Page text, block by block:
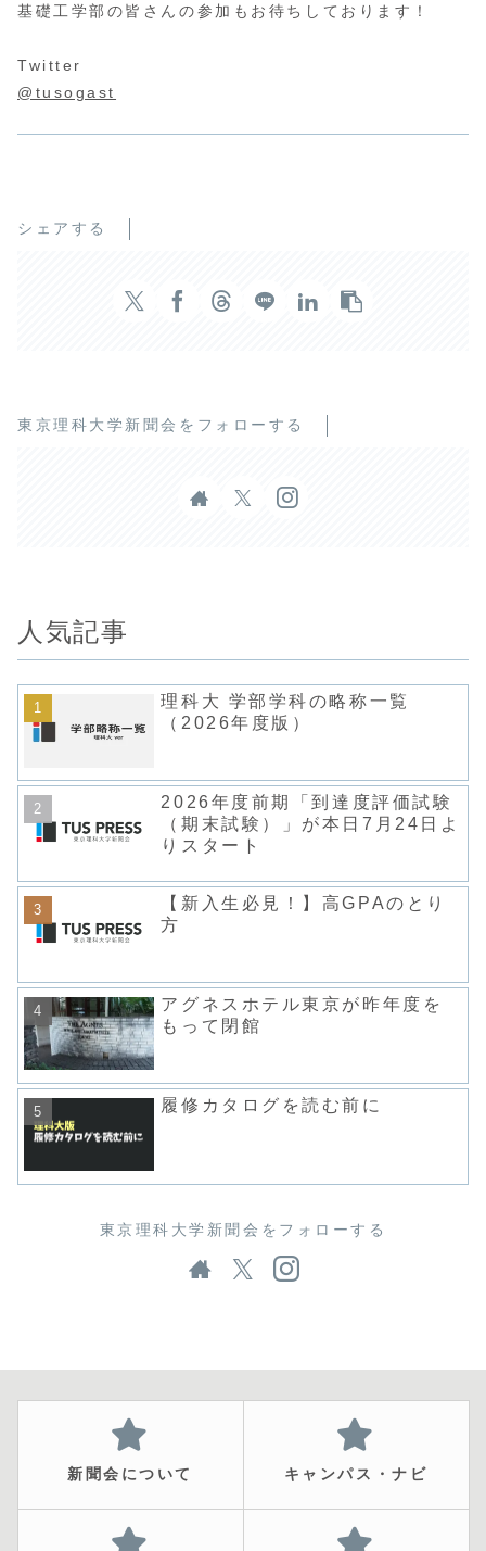
基礎工学部の皆さんの参加もお待ちしております！
Twitter
@tusogast
シェアする
東京理科大学新聞会をフォローする
人気記事
理科大 学部学科の略称一覧
（2026年度版）
2026年度前期「到達度評価試験
（期末試験）」が本日7月24日よ
りスタート
【新入生必見！】高GPAのとり
方
アグネスホテル東京が昨年度を
もって閉館
履修カタログを読む前に
東京理科大学新聞会をフォローする
新聞会について キャンパス・ナビ